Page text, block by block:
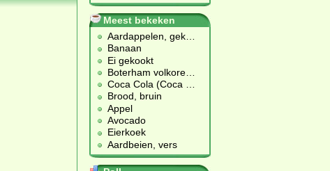
Meest bekeken
Aardappelen, gek
Banaan
Ei gekookt
Boterham volkore
Coca Cola (Coca
Brood, bruin
Appel
Avocado
Eierkoek
Aardbeien, vers